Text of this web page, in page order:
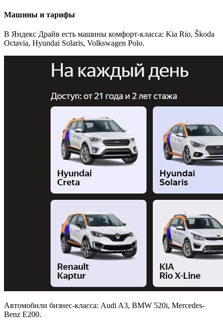
Машины и тарифы
В Яндекс Драйв есть машины комфорт-класса: Kia Rio, Škoda
Octavia, Hyundai Solaris, Volkswagen Polo.
Автомобили бизнес-класса: Audi A3, BMW 520i, Mercedes-
Benz E200.